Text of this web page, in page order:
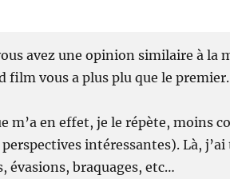
avez une opinion similaire à la
film vous a plus plu que le premier.
m’a en effet, je le répète, moins
intéressantes). Là,
évasions, braquages, etc…